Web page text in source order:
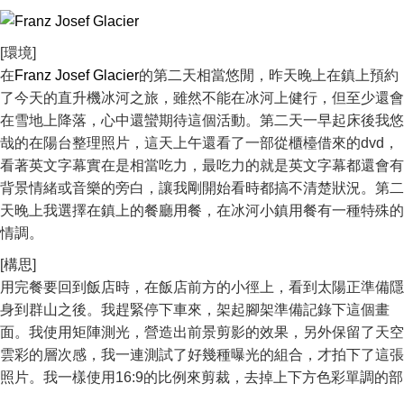
[環境]
在Franz Josef Glacier的第二天相當悠閒，昨天晚上在鎮上預約
了今天的直升機冰河之旅，雖然不能在冰河上健行，但至少還會
在雪地上降落，心中還蠻期待這個活動。第二天一早起床後我悠
哉的在陽台整理照片，這天上午還看了一部從櫃檯借來的dvd，
看著英文字幕實在是相當吃力，最吃力的就是英文字幕都還會有
背景情緒或音樂的旁白，讓我剛開始看時都搞不清楚狀況。第二
天晚上我選擇在鎮上的餐廳用餐，在冰河小鎮用餐有一種特殊的
情調。
[構思]
用完餐要回到飯店時，在飯店前方的小徑上，看到太陽正準備隱
身到群山之後。我趕緊停下車來，架起腳架準備記錄下這個畫
面。我使用矩陣測光，營造出前景剪影的效果，另外保留了天空
雲彩的層次感，我一連測試了好幾種曝光的組合，才拍下了這張
照片。我一樣使用16:9的比例來剪裁，去掉上下方色彩單調的部